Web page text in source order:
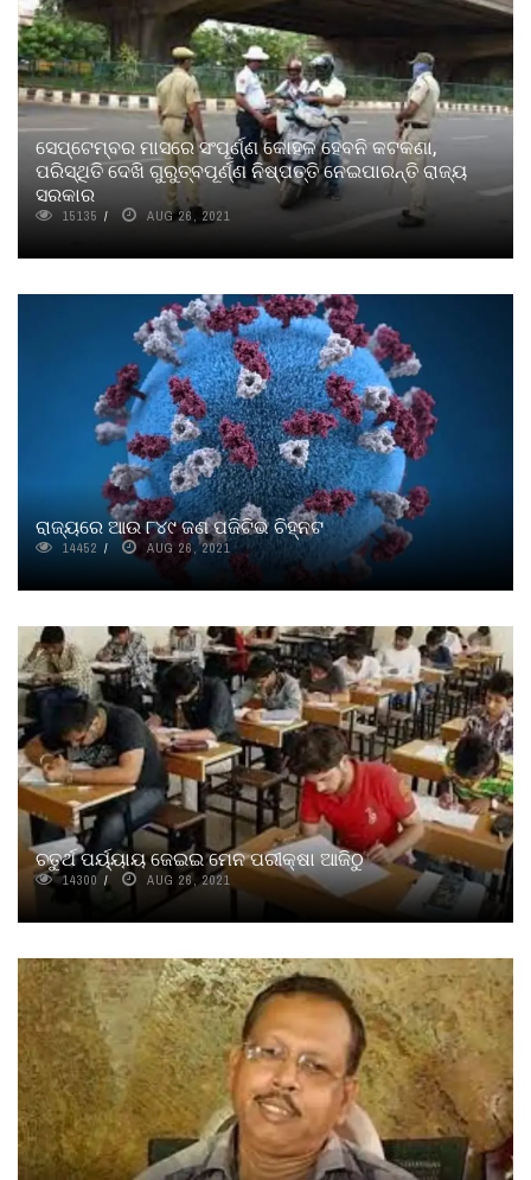
ସେପ୍ଟେମ୍ବର ମାସରେ ସଂପୂର୍ଣ୍ଣ କୋହଳ ହେବନି କଟକଣା,
ପରିସ୍ଥିତି ଦେଖି ଗୁରୁତ୍ବପୂର୍ଣ୍ଣ ନିଷ୍ପତ୍ତି ନେଇପାରନ୍ତି ରାଜ୍ୟ
ସରକାର
15135 AUG 26, 2021
ରାଜ୍ୟରେ ଆଉ ୮୪୯ ଜଣ ପଜିଟିଭ ଚିହ୍ନଟ
14452 AUG 26, 2021
ଚତୁର୍ଥ ପର୍ୟ୍ୟାୟ ଜେଇଇ ମେନ ପରୀକ୍ଷା ଆଜିଠୁ
14300 AUG 26, 2021